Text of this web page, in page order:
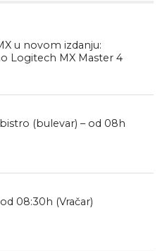
u novom izdanju:
Logitech MX Master 4
(bulevar) – od 08h
08:30h (Vračar)